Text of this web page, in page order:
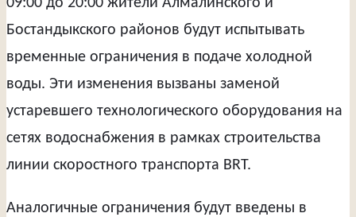
Бостандыкского районов будут испытывать
временные ограничения в подаче холодной
воды. Эти изменения вызваны заменой
устаревшего технологического оборудования на
сетях водоснабжения в рамках строительства
линии скоростного транспорта BRT.
Аналогичные ограничения будут введены в